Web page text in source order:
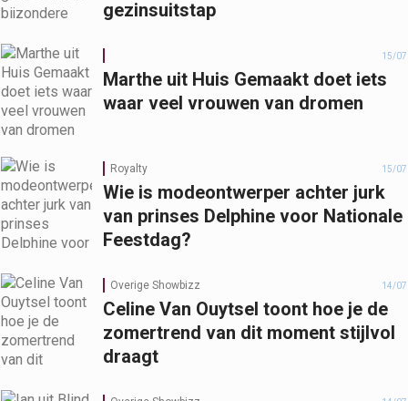
gezinsuitstap
15/07
Marthe uit Huis Gemaakt doet iets
waar veel vrouwen van dromen
Royalty 15/07
Wie is modeontwerper achter jurk
van prinses Delphine voor Nationale
Feestdag?
Overige Showbizz 14/07
Celine Van Ouytsel toont hoe je de
zomertrend van dit moment stijlvol
draagt